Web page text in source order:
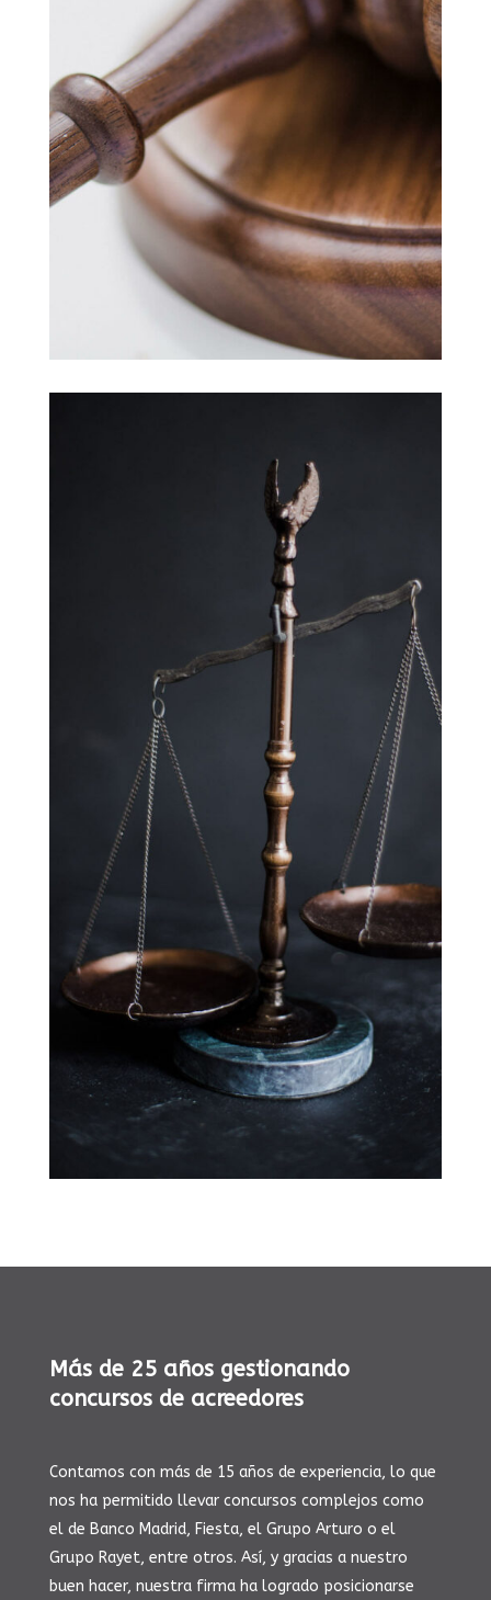
Más de 25 años gestionando
concursos de acreedores
Contamos con más de 15 años de experiencia, lo que
nos ha permitido llevar concursos complejos como
el de Banco Madrid, Fiesta, el Grupo Arturo o el
Grupo Rayet, entre otros. Así, y gracias a nuestro
buen hacer, nuestra firma ha logrado posicionarse